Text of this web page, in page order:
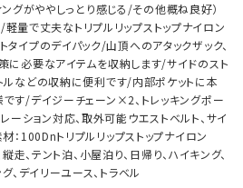
グがややしっとり感じる/その他概ね良好）
量で丈夫なトリプルリップストップナイロン
イプのデイパック/山頂へのアタックザック、
に必要なアイテムを収納します/サイドのスト
ルなどの収納に便利です/内部ポケットに本
す/デイジーチェーン×2、トレッキングポー
ーション対応、取外可能ウエストベルト、サイ
100Dnトリプルリップストップナイロン
走、テント泊、小屋泊り、日帰り、ハイキング、
、デイリーユース、トラベル